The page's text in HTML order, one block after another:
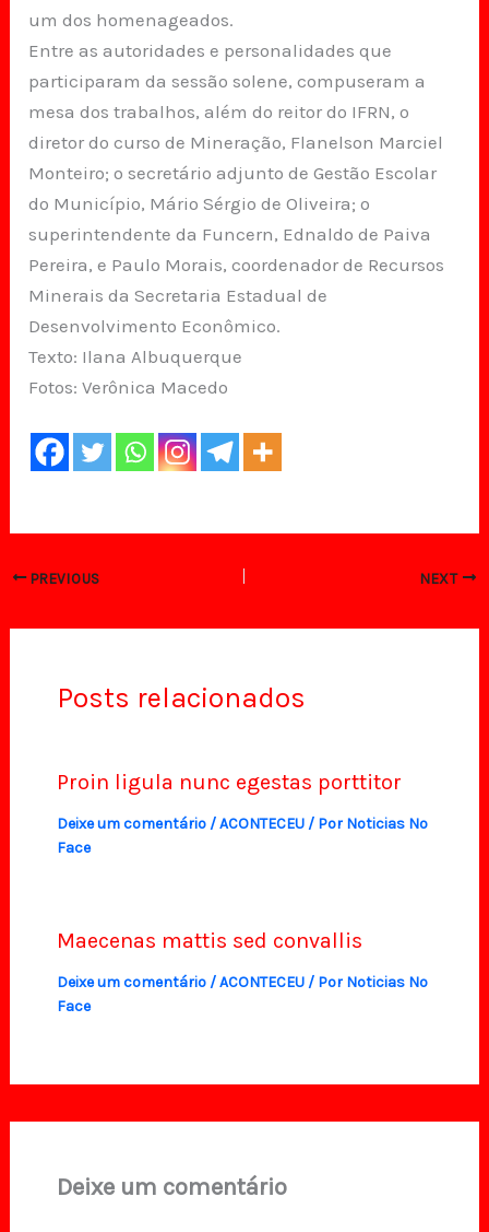
um dos homenageados.
Entre as autoridades e personalidades que
participaram da sessão solene, compuseram a
mesa dos trabalhos, além do reitor do IFRN, o
diretor do curso de Mineração, Flanelson Marciel
Monteiro; o secretário adjunto de Gestão Escolar
do Município, Mário Sérgio de Oliveira; o
superintendente da Funcern, Ednaldo de Paiva
Pereira, e Paulo Morais, coordenador de Recursos
Minerais da Secretaria Estadual de
Desenvolvimento Econômico.
Texto: Ilana Albuquerque
Fotos: Verônica Macedo
PREVIOUS NEXT
Posts relacionados
Proin ligula nunc egestas porttitor
Deixe um comentário /ACONTECEU/ Por Noticias No
Face
Maecenas mattis sed convallis
Deixe um comentário /ACONTECEU/ Por Noticias No
Face
Deixe um comentário